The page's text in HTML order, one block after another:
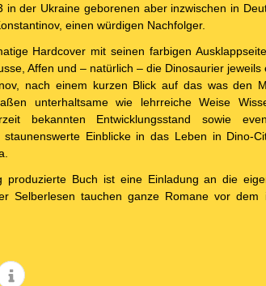
in der Ukraine geborenen aber inzwischen in
einen würdigen Nachfolger.
Hardcover mit seinen farbigen
Affen und – natürlich – die Dinosaurier jeweils
nach einem kurzen Blick auf das was den
unterhaltsame wie lehrreiche Weise
bekannten Entwicklungsstand sowie
Einblicke in das Leben in Dino-
produzierte Buch ist eine Einladung an die
Selberlesen tauchen ganze Romane vor